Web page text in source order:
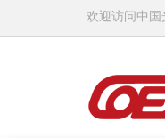
欢迎访问中